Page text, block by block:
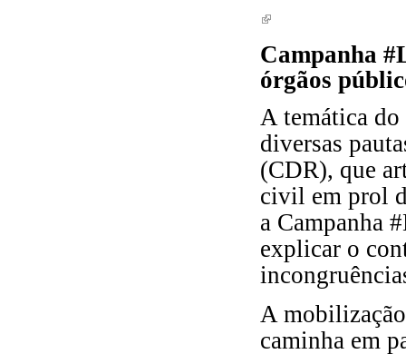
(link is external)
Campanha
órgãos
A temática do
diversas
(CDR), que
civil em prol
a Campanha
explicar o
A
caminha em